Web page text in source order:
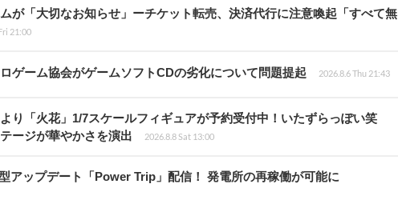
が「大切なお知らせ」ーチケット転売、決済代行に注意喚起「すべて無
21:00
ゲーム協会がゲームソフトCDの劣化について問題提起 2026.8.6 Thu 21:43
り「火花」1/7スケールフィギュアが予約受付中！いたずらっぽい笑
ージが華やかさを演出
2026.8.8 Sat 13:00
アップデート「Power Trip」配信！ 発電所の再稼働が可能に